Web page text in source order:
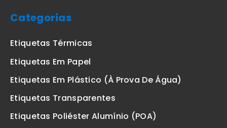
Categorias
Etiquetas Térmicas
Etiquetas Em Papel
Etiquetas Em Plástico (à Prova De Água)
Etiquetas Transparentes
Etiquetas Poliéster Alumínio (POA)